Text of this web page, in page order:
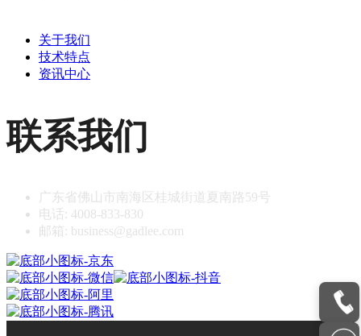
关于我们
技术特点
资讯中心
联系我们
广东省佛山市南海区桂城街道夏南路59号
电话: 4008-833-830
邮箱: business@gadlee.com